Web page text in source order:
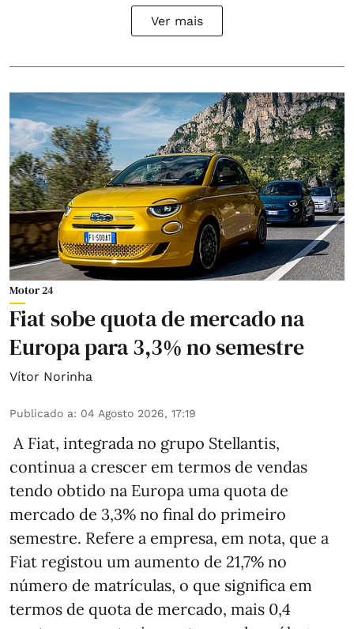
Ver mais
Motor 24
Fiat sobe quota de mercado na
Europa para 3,3% no semestre
Vítor Norinha
Publicado a: 04 Agosto 2026, 17:19
A Fiat, integrada no grupo Stellantis,
continua a crescer em termos de vendas
tendo obtido na Europa uma quota de
mercado de 3,3% no final do primeiro
semestre. Refere a empresa, em nota, que a
Fiat registou um aumento de 21,7% no
número de matrículas, o que significa em
termos de quota de mercado, mais 0,4